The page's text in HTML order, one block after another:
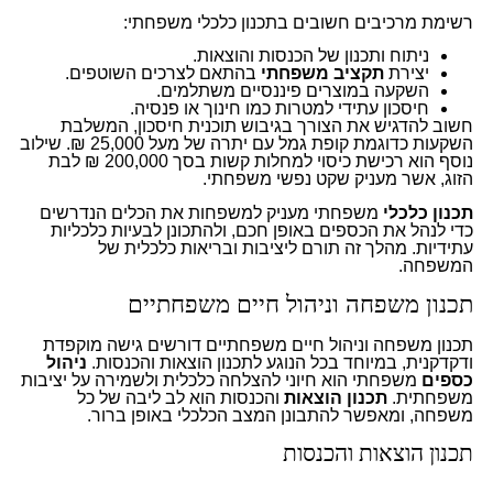
רשימת מרכיבים חשובים בתכנון כלכלי משפחתי:
ניתוח ותכנון של הכנסות והוצאות.
יצירת תקציב משפחתי בהתאם לצרכים השוטפים.
השקעה במוצרים פיננסיים משתלמים.
חיסכון עתידי למטרות כמו חינוך או פנסיה.
חשוב להדגיש את הצורך בגיבוש תוכנית חיסכון, המשלבת
השקעות כדוגמת קופת גמל עם יתרה של מעל 25,000 ₪. שילוב
נוסף הוא רכישת כיסוי למחלות קשות בסך 200,000 ₪ לבת
הזוג, אשר מעניק שקט נפשי משפחתי.
תכנון כלכלי משפחתי מעניק למשפחות את הכלים הנדרשים
כדי לנהל את הכספים באופן חכם, ולהתכונן לבעיות כלכליות
עתידיות. מהלך זה תורם ליציבות ובריאות כלכלית של
המשפחה.
תכנון משפחה וניהול חיים משפחתיים
תכנון משפחה וניהול חיים משפחתיים דורשים גישה מוקפדת
ודקדקנית, במיוחד בכל הנוגע לתכנון הוצאות והכנסות. ניהול
כספים משפחתי הוא חיוני להצלחה כלכלית ולשמירה על יציבות
משפחתית. תכנון הוצאותוהכנסות הוא לב ליבה של כל
משפחה, ומאפשר להתבונן המצב הכלכלי באופן ברור.
תכנון הוצאות והכנסות